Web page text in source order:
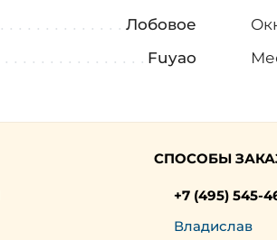
Лобовое
Fuyao
СПОСОБЫ
+7 (495) 545-
Владислав